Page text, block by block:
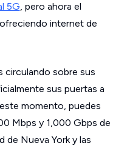
5G, pero ahora el
internet de
circulando sobre sus
sus puertas a
momento, puedes
Mbps y 1,000 Gbps de
de Nueva York y las